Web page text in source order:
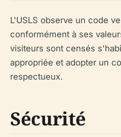
L'USLS observe un code
conformément à ses
visiteurs sont censés
appropriée et adopter un
respectueux.
Sécurité